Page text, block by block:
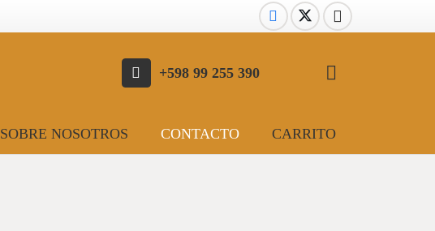
+598 99 255 390
SOBRE NOSOTROS CONTACTO CARRITO